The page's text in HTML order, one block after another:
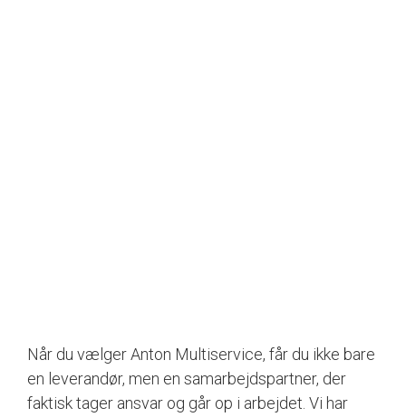
Når du vælger Anton Multiservice, får du ikke bare
en leverandør, men en samarbejdspartner, der
faktisk tager ansvar og går op i arbejdet. Vi har